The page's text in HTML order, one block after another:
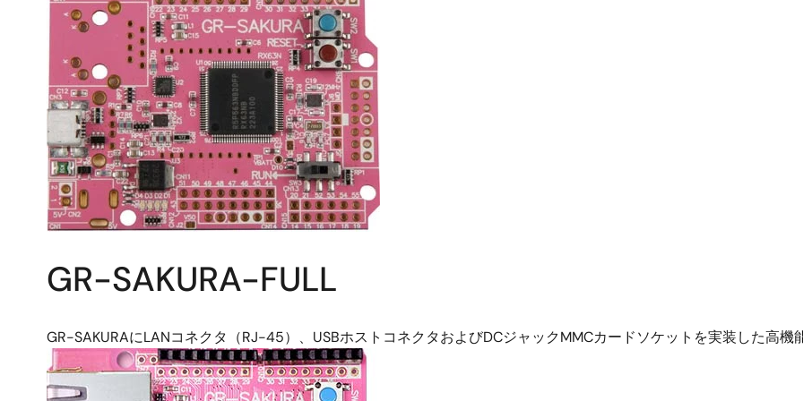
GR-SAKURA-FULL
GR-SAKURAにLANコネクタ（RJ-45）、USBホストコネクタおよびDCジャックMMCカードソケットを実装した高機